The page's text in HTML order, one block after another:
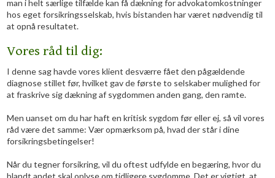
man i helt særlige tilfælde kan få dækning for advokatomkostninger
hos eget forsikringsselskab, hvis bistanden har været nødvendig til
at opnå resultatet.
Vores råd til dig:
​I denne sag havde vores klient desværre fået den pågældende
diagnose stillet før, hvilket gav de første to selskaber mulighed for
at fraskrive sig dækning af sygdommen anden gang, den ramte.
Men uanset om du har haft en kritisk sygdom før eller ej, så vil vores
råd være det samme: Vær opmærksom på, hvad der står i dine
forsikringsbetingelser!
Når du tegner forsikring, vil du oftest udfylde en begæring, hvor du